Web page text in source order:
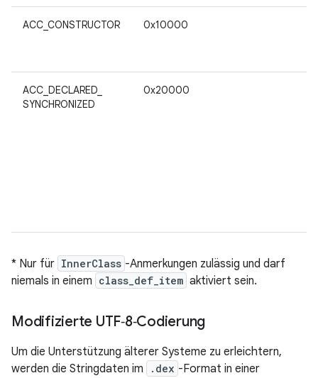
ACC_CONSTRUCTOR 0x10000
ACC_DECLARED_
SYNCHRONIZED
0x20000
* Nur für InnerClass -Anmerkungen zulässig und darf
niemals in einem class_def_item aktiviert sein.
Modifizierte UTF‑8‑Codierung
Um die Unterstützung älterer Systeme zu erleichtern,
werden die Stringdaten im
.dex -Format in einer